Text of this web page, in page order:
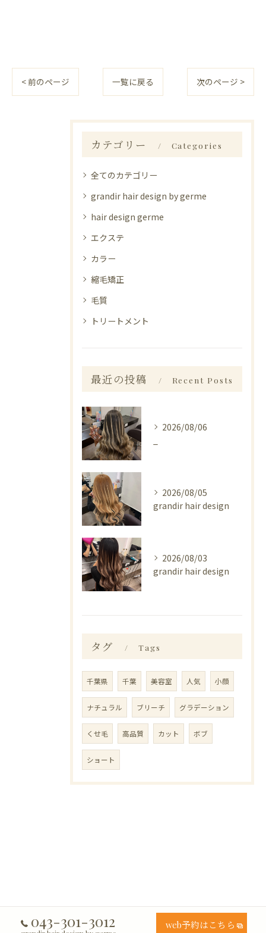
< 前のページ 一覧に戻る 次のページ >
カテゴリー Categories
全てのカテゴリー
grandir hair design by germe
hair design germe
エクステ
カラー
縮毛矯正
毛質
トリートメント
最近の投稿 Recent Posts
2026/08/06
2026/08/05
grandir hair design
2026/08/03
grandir hair design
タグ Tags
千葉県 千葉 美容室 人気 小顔
ナチュラル ブリーチ グラデーション
くせ毛 高品質 カット ボブ
ショート
043-301-3012 web予約はこちら